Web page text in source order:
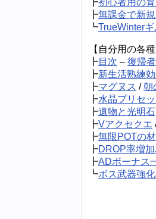
┣初心者用の
┣無課金で新
┗TrueWinter
【自分用の各
┣目次 – 復帰
┣新生活熟練
┣マグヌス /朝
┣水晶プリセ
┣遺物と光明石
┣Vアクセクエ
┣無限POTの
┣DROP率増加
┣ADボーナス
┗ボス武器強